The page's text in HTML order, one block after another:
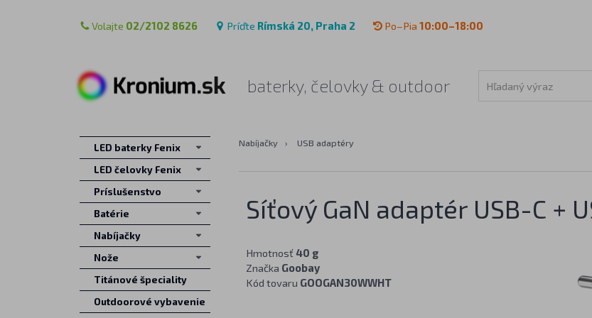
Volajte 02/2102 8626 Príďte Rímská 20, Praha 2 Po–Pia 10:00–18:00
baterky, čelovky & outdoor
Nabíjačky › USB adaptéry
Síťový GaN adaptér USB-C +
Hmotnosť 40 g
Značka Goobay
Kód tovaru GOOGAN30WWHT
LED baterky Fenix
LED čelovky Fenix
Príslušenstvo
Batérie
Nabíjačky
Nože
Titánové špeciality
Outdoorové vybavenie